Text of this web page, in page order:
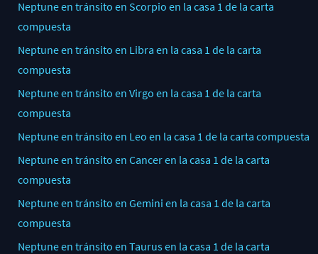
Neptune en tránsito en Scorpio en la casa 1 de la carta
compuesta
Neptune en tránsito en Libra en la casa 1 de la carta
compuesta
Neptune en tránsito en Virgo en la casa 1 de la carta
compuesta
Neptune en tránsito en Leo en la casa 1 de la carta compuesta
Neptune en tránsito en Cancer en la casa 1 de la carta
compuesta
Neptune en tránsito en Gemini en la casa 1 de la carta
compuesta
Neptune en tránsito en Taurus en la casa 1 de la carta